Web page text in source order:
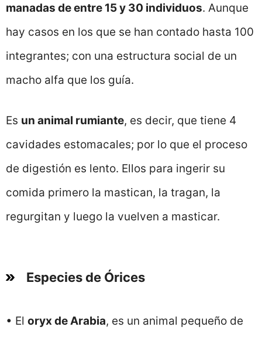
manadas de entre 15 y 30 individuos. Aunque
hay casos en los que se han contado hasta 100
integrantes; con una estructura social de un
macho alfa que los guía.
Es un animal rumiante, es decir, que tiene 4
cavidades estomacales; por lo que el proceso
de digestión es lento. Ellos para ingerir su
comida primero la mastican, la tragan, la
regurgitan y luego la vuelven a masticar.
Especies de Órices
• El oryx de Arabia, es un animal pequeño de